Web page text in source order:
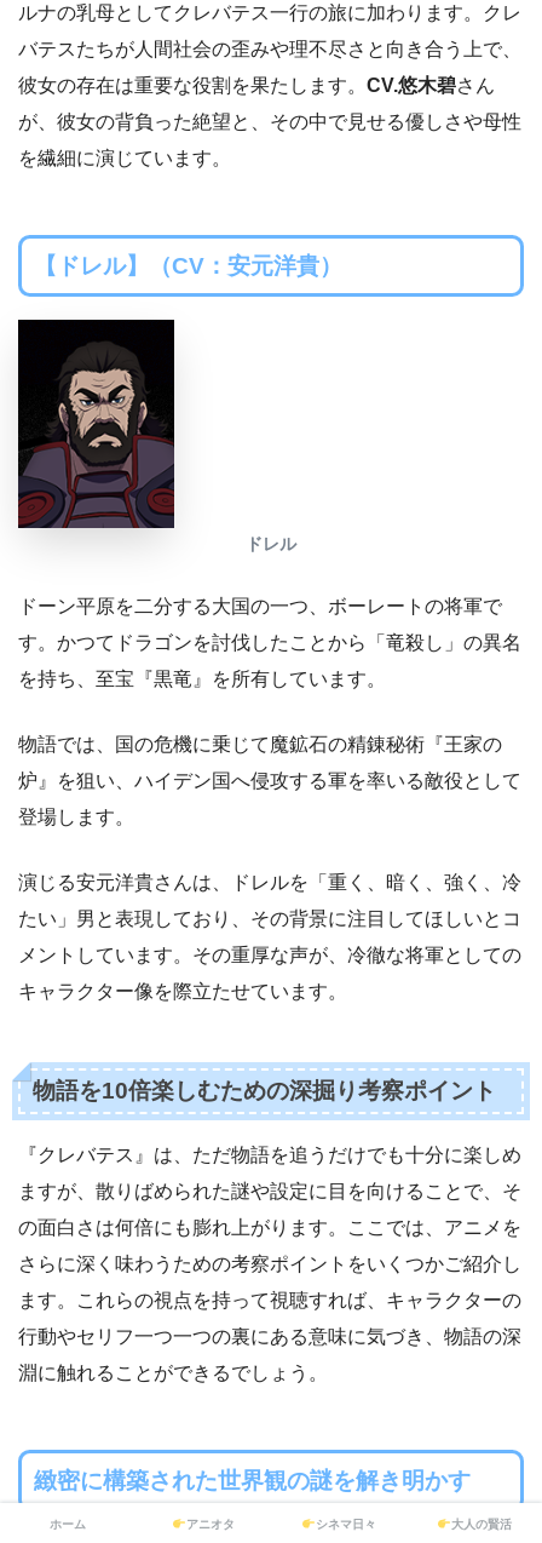
ルナの乳母としてクレバテス一行の旅に加わります。クレ
バテスたちが人間社会の歪みや理不尽さと向き合う上で、
彼女の存在は重要な役割を果たします。 CV.悠木碧さん
が、彼女の背負った絶望と、その中で見せる優しさや母性
を繊細に演じています。
【ドレル】（CV：安元洋貴）
ドレル
ドーン平原を二分する大国の一つ、ボーレートの将軍で
す。かつてドラゴンを討伐したことから「竜殺し」の異名
を持ち、至宝『黒竜』を所有しています。
物語では、国の危機に乗じて魔鉱石の精錬秘術『王家の
炉』を狙い、ハイデン国へ侵攻する軍を率いる敵役として
登場します。
演じる安元洋貴さんは、ドレルを「重く、暗く、強く、冷
たい」男と表現しており、その背景に注目してほしいとコ
メントしています。その重厚な声が、冷徹な将軍としての
キャラクター像を際立たせています。
物語を10倍楽しむための深掘り考察ポイント
『クレバテス』は、ただ物語を追うだけでも十分に楽しめ
ますが、散りばめられた謎や設定に目を向けることで、そ
の面白さは何倍にも膨れ上がります。ここでは、アニメを
さらに深く味わうための考察ポイントをいくつかご紹介し
ます。これらの視点を持って視聴すれば、キャラクターの
行動やセリフ一つ一つの裏にある意味に気づき、物語の深
淵に触れることができるでしょう。
緻密に構築された世界観の謎を解き明かす
ホーム アニオタ シネマ日々 大人の賢活